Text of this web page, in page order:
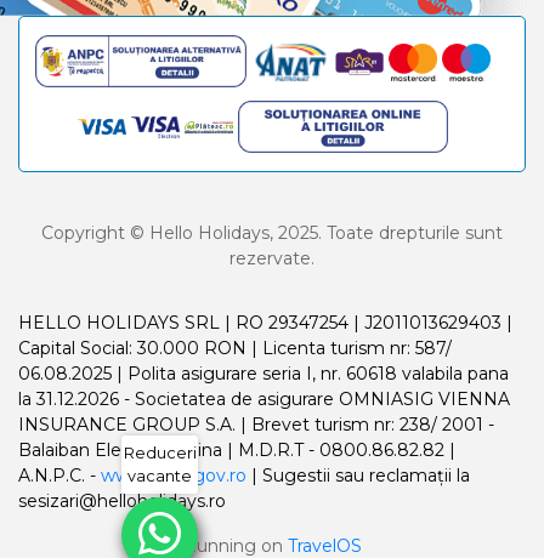
Copyright © Hello Holidays, 2025. Toate drepturile sunt
rezervate.
HELLO HOLIDAYS SRL | RO 29347254 | J2011013629403 |
Capital Social: 30.000 RON | Licenta turism nr: 587/
06.08.2025 | Polita asigurare seria I, nr. 60618 valabila pana
la 31.12.2026 - Societatea de asigurare OMNIASIG VIENNA
INSURANCE GROUP S.A. | Brevet turism nr: 238/ 2001 -
Balaiban Elena Madalina | M.D.R.T - 0800.86.82.82 |
A.N.P.C. - www.anpc.gov.ro | Sugestii sau reclamații la
sesizari@helloholidays.ro
Running on TravelOS
Reduceri
vacante